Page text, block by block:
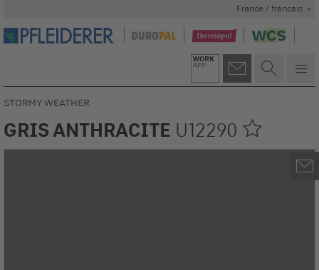
France / francais
STORMY WEATHER
GRIS ANTHRACITE U12290